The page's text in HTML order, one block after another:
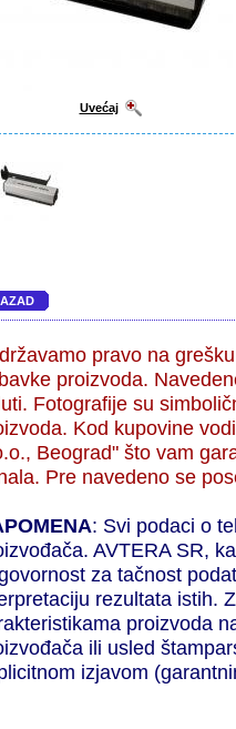
Uvećaj
pravo na
proizvoda.
Fotografije su
Kod kupovine
Beograd" što vam
Pre navedeno se
: Svi podaci o
AVTERA SR,
za tačnost
rezultata istih.
proizvoda
ili usled
izjavom